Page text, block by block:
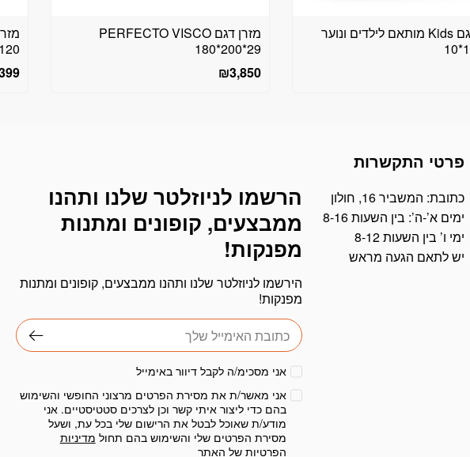
מזרן דגם Kids מותאם לילדים ונוער
מזרן דגם PERFECTO VISCO
180*200*29
₪3,850
פרטי התקשרות
כתובת: המשביר 16, חולון
ימים א’-ה’: בין השעות 8-16
ימי ו’ בין השעות 8-12
יש לתאם הגעה מראש
הרשמו לניוזלטר שלנו ותהנו
ממבצעים, קופונים ומתנות
מפנקות!
הירשמו לניוזלטר שלנו ותהנו ממבצעים, קופונים ומתנות
מפנקות!
דוא׳׳ל
אני מסכימ/ה לקבל דיוור באימייל
אני מאשר/ת את מסירת הפרטים מרצוני החופשי והשימוש
בהם כדי ליצור איתי קשר וכן לצרכים סטטיסטיים. אני
מודע/ת שאוכל לבטל את הרישום שלי בכל עת, ושעל
מסירת הפרטים שלי והשימוש בהם תחול מדיניות
הפרטיות של האתר